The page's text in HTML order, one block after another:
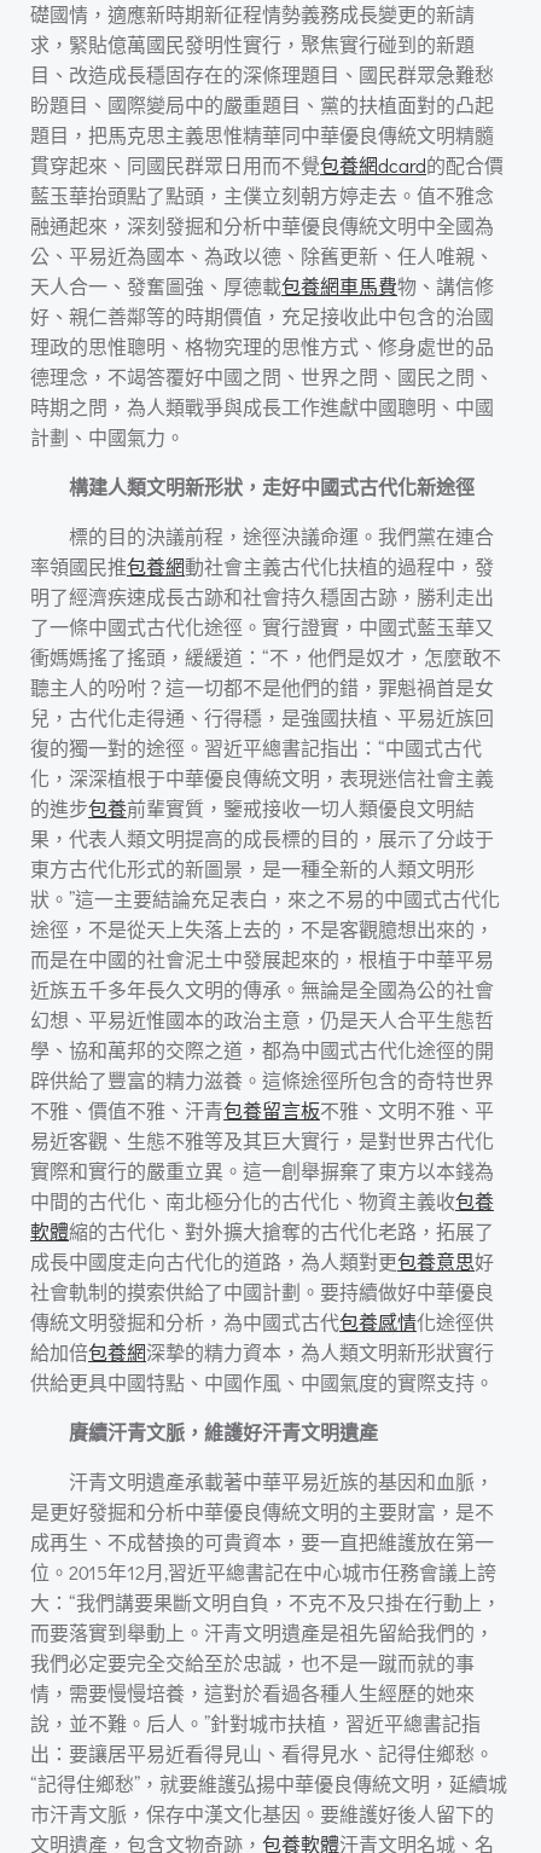
礎國情，適應新時期新征程情勢義務成長變更的新請
求，緊貼億萬國民發明性實行，聚焦實行碰到的新題
目、改造成長穩固存在的深條理題目、國民群眾急難愁
盼題目、國際變局中的嚴重題目、黨的扶植面對的凸起
題目，把馬克思主義思惟精華同中華優良傳統文明精髓
貫穿起來、同國民群眾日用而不覺包養網dcard的配合價
藍玉華抬頭點了點頭，主僕立刻朝方婷走去。值不雅念
融通起來，深刻發掘和分析中華優良傳統文明中全國為
公、平易近為國本、為政以德、除舊更新、任人唯親、
天人合一、發奮圖強、厚德載包養網車馬費物、講信修
好、親仁善鄰等的時期價值，充足接收此中包含的治國
理政的思惟聰明、格物究理的思惟方式、修身處世的品
德理念，不竭答覆好中國之問、世界之問、國民之問、
時期之問，為人類戰爭與成長工作進獻中國聰明、中國
計劃、中國氣力。
構建人類文明新形狀，走好中國式古代化新途徑
標的目的決議前程，途徑決議命運。我們黨在連合
率領國民推包養網動社會主義古代化扶植的過程中，發
明了經濟疾速成長古跡和社會持久穩固古跡，勝利走出
了一條中國式古代化途徑。實行證實，中國式藍玉華又
衝媽媽搖了搖頭，緩緩道：“不，他們是奴才，怎麼敢不
聽主人的吩咐？這一切都不是他們的錯，罪魁禍首是女
兒，古代化走得通、行得穩，是強國扶植、平易近族回
復的獨一對的途徑。習近平總書記指出：“中國式古代
化，深深植根于中華優良傳統文明，表現迷信社會主義
的進步包養前輩實質，鑒戒接收一切人類優良文明結
果，代表人類文明提高的成長標的目的，展示了分歧于
東方古代化形式的新圖景，是一種全新的人類文明形
狀。”這一主要結論充足表白，來之不易的中國式古代化
途徑，不是從天上失落上去的，不是客觀臆想出來的，
而是在中國的社會泥土中發展起來的，根植于中華平易
近族五千多年長久文明的傳承。無論是全國為公的社會
幻想、平易近惟國本的政治主意，仍是天人合平生態哲
學、協和萬邦的交際之道，都為中國式古代化途徑的開
辟供給了豐富的精力滋養。這條途徑所包含的奇特世界
不雅、價值不雅、汗青包養留言板不雅、文明不雅、平
易近客觀、生態不雅等及其巨大實行，是對世界古代化
實際和實行的嚴重立異。這一創舉摒棄了東方以本錢為
中間的古代化、南北極分化的古代化、物資主義收包養
軟體縮的古代化、對外擴大搶奪的古代化老路，拓展了
成長中國度走向古代化的道路，為人類對更包養意思好
社會軌制的摸索供給了中國計劃。要持續做好中華優良
傳統文明發掘和分析，為中國式古代包養感情化途徑供
給加倍包養網深摯的精力資本，為人類文明新形狀實行
供給更具中國特點、中國作風、中國氣度的實際支持。
賡續汗青文脈，維護好汗青文明遺產
汗青文明遺產承載著中華平易近族的基因和血脈，
是更好發掘和分析中華優良傳統文明的主要財富，是不
成再生、不成替換的可貴資本，要一直把維護放在第一
位。2015年12月,習近平總書記在中心城市任務會議上誇
大：“我們講要果斷文明自負，不克不及只掛在行動上，
而要落實到舉動上。汗青文明遺產是祖先留給我們的，
我們必定要完全交給至於忠誠，也不是一蹴而就的事
情，需要慢慢培養，這對於看過各種人生經歷的她來
說，並不難。后人。”針對城市扶植，習近平總書記指
出：要讓居平易近看得見山、看得見水、記得住鄉愁。
“記得住鄉愁”，就要維護弘揚中華優良傳統文明，延續城
市汗青文脈，保存中漢文化基因。要維護好後人留下的
文明遺產，包含文物奇跡， 包養軟體汗青文明名城、名